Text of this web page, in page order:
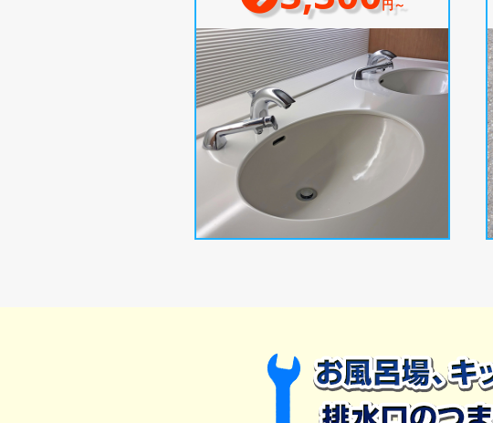
円～